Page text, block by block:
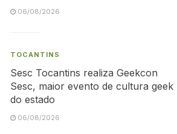
06/08/2026
TOCANTINS
Sesc Tocantins realiza Geekcon
Sesc, maior evento de cultura geek
do estado
06/08/2026